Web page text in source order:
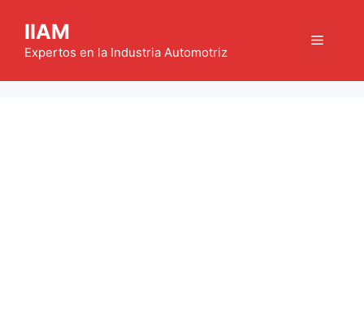
contenido
IIAM
Expertos en la Industria Automotriz
Menú